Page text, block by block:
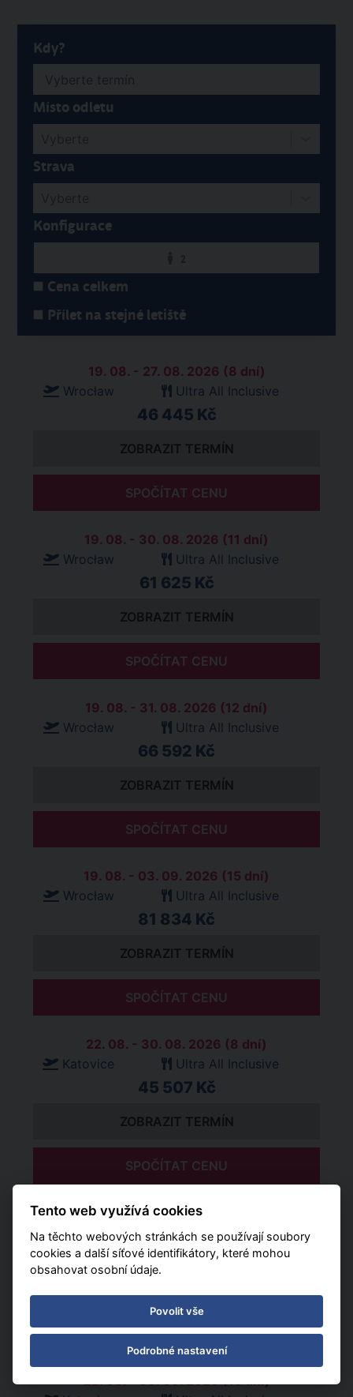
Kdy?
Místo odletu
Strava
Konfigurace
Cena celkem
Přílet na stejné letiště
19. 08. - 27. 08. 2026 (8 dní)
Wrocław
Ultra All Inclusive
46 445 Kč
ZOBRAZIT TERMÍN
SPOČÍTAT CENU
19. 08. - 30. 08. 2026 (11 dní)
Wrocław
Ultra All Inclusive
61 625 Kč
ZOBRAZIT TERMÍN
SPOČÍTAT CENU
19. 08. - 31. 08. 2026 (12 dní)
Wrocław
Ultra All Inclusive
66 592 Kč
ZOBRAZIT TERMÍN
SPOČÍTAT CENU
19. 08. - 03. 09. 2026 (15 dní)
Wrocław
Ultra All Inclusive
81 834 Kč
ZOBRAZIT TERMÍN
SPOČÍTAT CENU
22. 08. - 30. 08. 2026 (8 dní)
Katovice
Ultra All Inclusive
45 507 Kč
ZOBRAZIT TERMÍN
SPOČÍTAT CENU
22. 08. - 03. 09. 2026 (12 dní)
Katovice
Ultra All Inclusive
62 745 Kč
SPOČÍTAT CENU
22. 08. - 06. 09. 2026 (15 dní)
Tento web využívá cookies
Na těchto webových stránkách se používají soubory
cookies a další síťové identifikátory, které mohou
obsahovat osobní údaje.
Povolit vše
Podrobné nastavení